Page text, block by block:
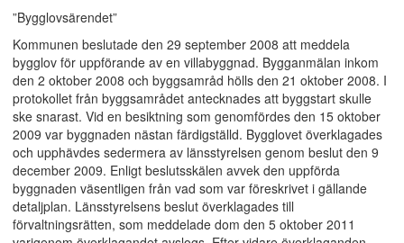
”Bygglovsärendet”
Kommunen beslutade den 29 september 2008 att meddela
bygglov för uppförande av en villabyggnad. Bygganmälan inkom
den 2 oktober 2008 och byggsamråd hölls den 21 oktober 2008. I
protokollet från byggsamrådet antecknades att byggstart skulle
ske snarast. Vid en besiktning som genomfördes den 15 oktober
2009 var byggnaden nästan färdigställd. Bygglovet överklagades
och upphävdes sedermera av länsstyrelsen genom beslut den 9
december 2009. Enligt beslutsskälen avvek den uppförda
byggnaden väsentligen från vad som var föreskrivet i gällande
detaljplan. Länsstyrelsens beslut överklagades till
förvaltningsrätten, som meddelade dom den 5 oktober 2011